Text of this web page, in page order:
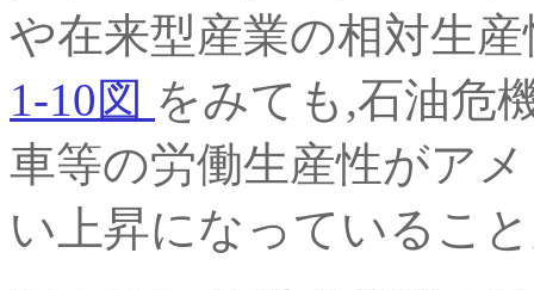
や在来型産業の相対生
1-10図 をみても,石油危
車等の労働生産性がア
い上昇になっているこ